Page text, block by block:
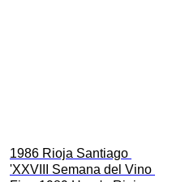
1986 Rioja Santiago
'XXVIII Semana del Vino